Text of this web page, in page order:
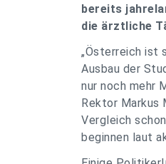
bereits
die ärztliche
„Österreich ist
Ausbau der
nur noch mehr
Rektor Markus
Vergleich
beginnen laut